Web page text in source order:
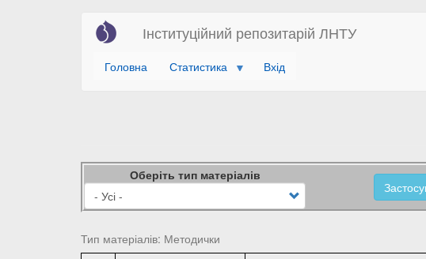
Інституційний репозитарій ЛНТУ
Головна Статистика Вхід
Оберіть тип матеріалів
Тип матеріалів: Методички